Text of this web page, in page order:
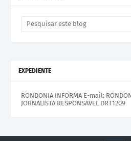
EXPEDIENTE
RONDONIA INFORMA E-mail:
JORNALISTA RESPONSÁVEL DRT1209